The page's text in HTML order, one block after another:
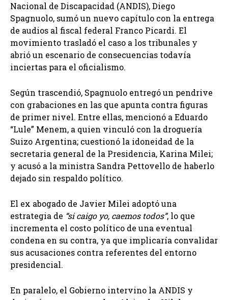
Nacional de Discapacidad (ANDIS), Diego
Spagnuolo, sumó un nuevo capítulo con la entrega
de audios al fiscal federal Franco Picardi. El
movimiento trasladó el caso a los tribunales y
abrió un escenario de consecuencias todavía
inciertas para el oficialismo.
Según trascendió, Spagnuolo entregó un pendrive
con grabaciones en las que apunta contra figuras
de primer nivel. Entre ellas, mencionó a Eduardo
“Lule” Menem, a quien vinculó con la droguería
Suizo Argentina; cuestionó la idoneidad de la
secretaria general de la Presidencia, Karina Milei;
y acusó a la ministra Sandra Pettovello de haberlo
dejado sin respaldo político.
El ex abogado de Javier Milei adoptó una
estrategia de “si caigo yo, caemos todos”, lo que
incrementa el costo político de una eventual
condena en su contra, ya que implicaría convalidar
sus acusaciones contra referentes del entorno
presidencial.
En paralelo, el Gobierno intervino la ANDIS y